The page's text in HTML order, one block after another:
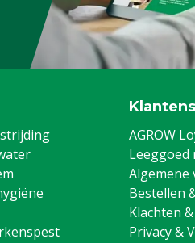
AGROW
Algemene
Bestellen
Klachten
Privacy &